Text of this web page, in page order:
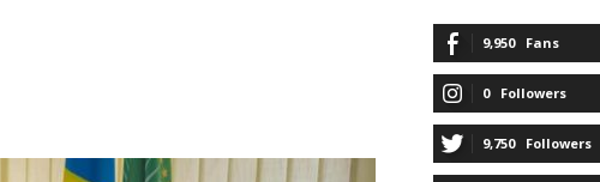
9,950 Fans
0 Followers
9,750 Followers